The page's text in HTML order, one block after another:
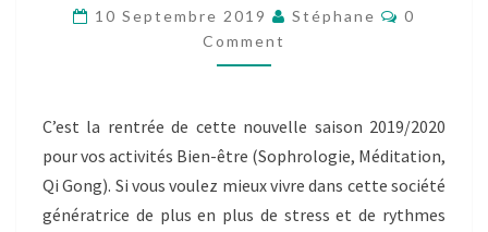
SAISON
2019/2020
RECOMMENCE
10 Septembre 2019 Stéphane
0
Comment
C’est la rentrée de cette nouvelle saison 2019/2020
pour vos activités Bien-être (Sophrologie, Méditation,
Qi Gong). Si vous voulez mieux vivre dans cette société
génératrice de plus en plus de stress et de rythmes